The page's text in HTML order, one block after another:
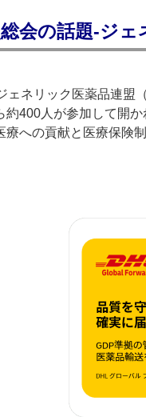
会の話題‐ジ
ネリック医薬品連盟
約400人が参加して開
療への貢献と医療保険